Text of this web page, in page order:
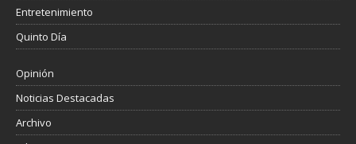
Entretenimiento
Quinto Día
Opinión
Noticias Destacadas
Archivo